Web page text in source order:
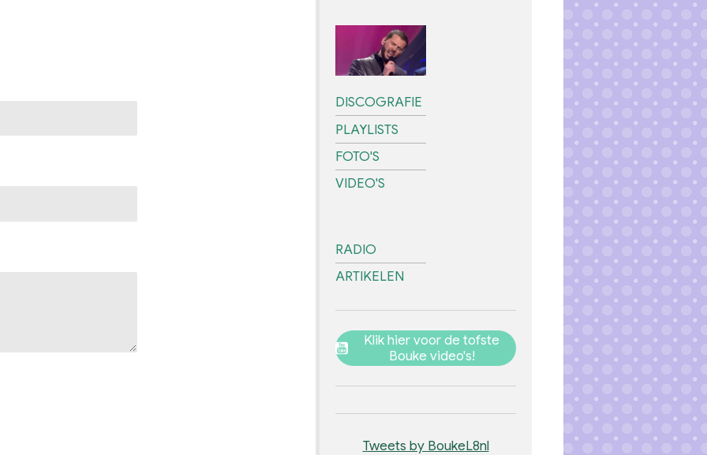
DISCOGRAFIE
PLAYLISTS
FOTO'S
VIDEO'S
RADIO
ARTIKELEN
Klik hier voor de tofste
Bouke video's!
Tweets by BoukeL8nl